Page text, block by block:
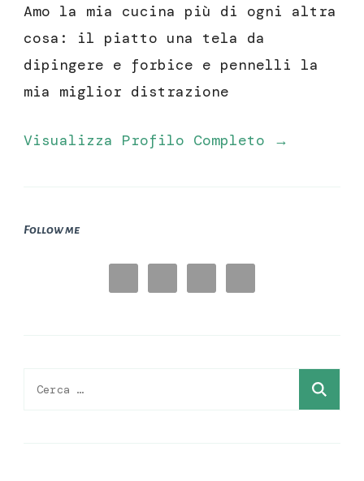
Amo la mia cucina più di ogni altra
cosa: il piatto una tela da
dipingere e forbice e pennelli la
mia miglior distrazione
Visualizza Profilo Completo →
Follow me
Ricerca